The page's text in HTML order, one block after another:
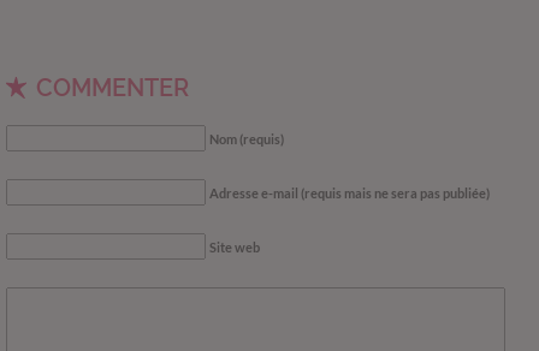
COMMENTER
Nom (requis)
Adresse e-mail (requis mais ne sera pas publiée)
Site web